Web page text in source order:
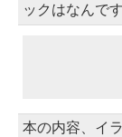
ックはなんで
本の内容、イ